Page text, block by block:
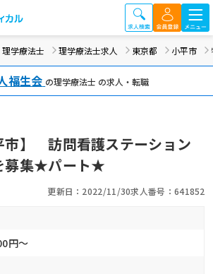
理学療法士 理学療法士求人 東京都 小平市
福生会 の理学療法士 の求人・転職
市】 訪問看護ステーション
募集★パート★
更新日：2022/11/30求人番号：641852
円〜